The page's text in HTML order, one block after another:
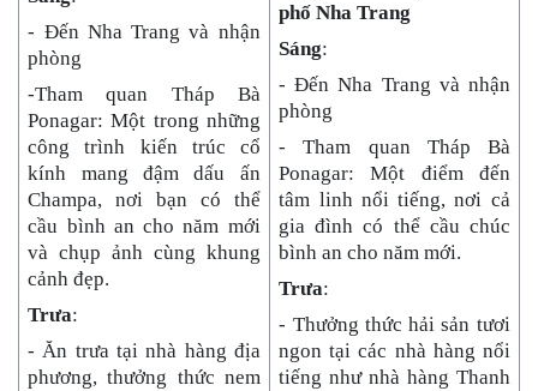
- Đến Nha Trang và nhận
phòng
-Tham quan Tháp Bà
Ponagar: Một trong những
công trình kiến trúc cổ
kính mang đậm dấu ấn
Champa, nơi bạn có thể
cầu bình an cho năm mới
và chụp ảnh cùng khung
cảnh đẹp.
Trưa:
- Ăn trưa tại nhà hàng địa
phương, thưởng thức nem
phố Nha Trang
Sáng:
- Đến Nha Trang và nhận
phòng
- Tham quan Tháp Bà
Ponagar: Một điểm đến
tâm linh nổi tiếng, nơi cả
gia đình có thể cầu chúc
bình an cho năm mới.
Trưa:
- Thưởng thức hải sản tươi
ngon tại các nhà hàng nổi
tiếng như nhà hàng Thanh